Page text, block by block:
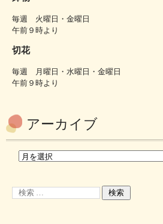
毎週 火曜日・金曜日
午前９時より
切花
毎週 月曜日・水曜日・金曜日
午前９時より
アーカイブ